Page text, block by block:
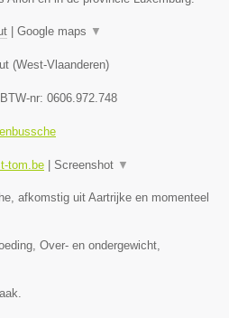
| Google maps ▼
(West-Vlaanderen)
, BTW-nr: 0606.972.748
tom.be | Screenshot ▼
afkomstig uit Aartrijke en momenteel
Over- en ondergewicht,